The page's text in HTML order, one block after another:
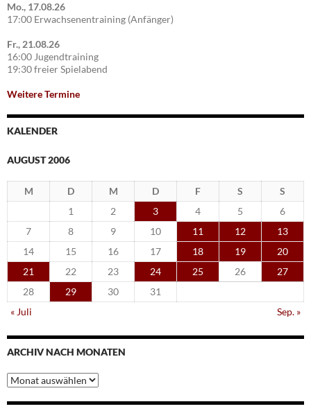
Mo., 17.08.26
17:00 Erwachsenentraining (Anfänger)
Fr., 21.08.26
16:00 Jugendtraining
19:30 freier Spielabend
Weitere Termine
KALENDER
AUGUST 2006
M D M D F S
S
1
2 3 4 5
6
7
8 9 10 11 12
13
14
15 16 17 18 19
20
21
22 23 24 25 26
27
28
29 30
31
« Juli
Sep. »
ARCHIV NACH MONATEN
Archiv
nach
Monaten